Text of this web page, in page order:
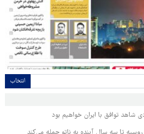
انتخاب
توافق با ایران خواهیم بود